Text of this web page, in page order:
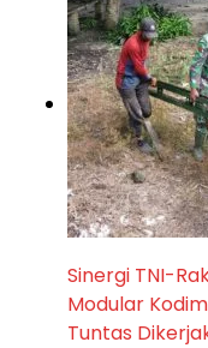
Sinergi TNI-
Modular
Tuntas